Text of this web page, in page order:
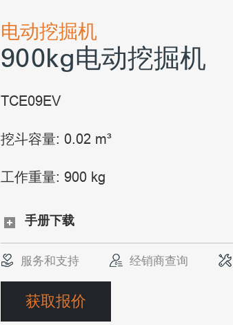
电动挖掘机
900kg电动挖掘机
TCE09EV
挖斗容量: 0.02 m³
工作重量: 900 kg
手册下载
服务和支持 经销商查询
获取报价